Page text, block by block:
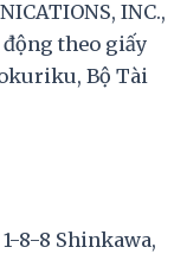
INC.,
động theo giấy
Bộ Tài
8-8 Shinkawa,